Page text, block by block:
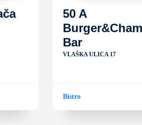
50 A
Bar
VLAŠKA ULICA 17
Bistro